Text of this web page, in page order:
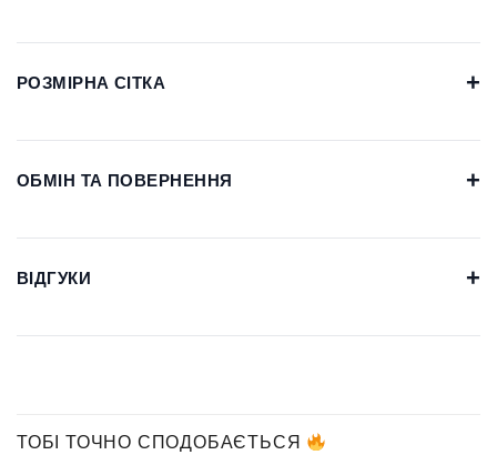
РОЗМІРНА СІТКА +
ОБМІН ТА ПОВЕРНЕННЯ +
ВІДГУКИ +
ТОБІ ТОЧНО СПОДОБАЄТЬСЯ